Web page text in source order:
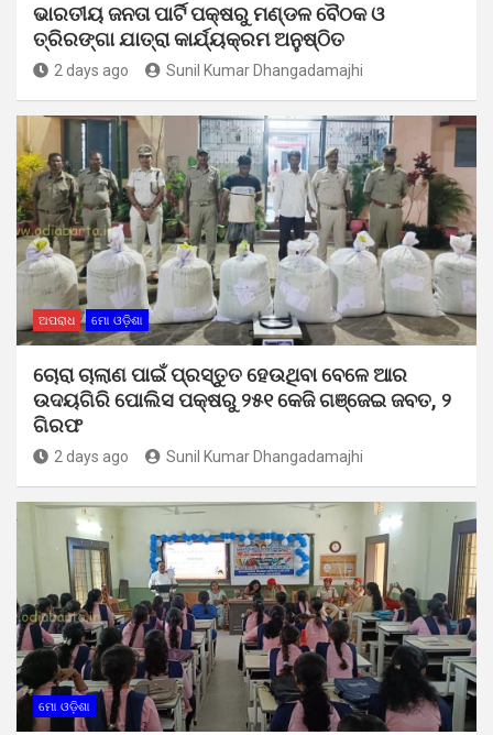
ଭାରତୀୟ ଜନତା ପାର୍ଟି ପକ୍ଷରୁ ମଣ୍ଡଳ ବୈଠକ ଓ
ତ୍ରିରଙ୍ଗା ଯାତ୍ରା କାର୍ଯ୍ୟକ୍ରମ ଅନୁଷ୍ଠିତ
2 days ago Sunil Kumar Dhangadamajhi
ଅପରାଧ ମୋ ଓଡ଼ିଶା
ଚୋରା ଚାଲାଣ ପାଇଁ ପ୍ରସ୍ତୁତ ହେଉଥିବା ବେଳେ ଆର
ଉଦୟଗିରି ପୋଲିସ ପକ୍ଷରୁ ୨୫୧ କେଜି ଗଞ୍ଜେଇ ଜବତ, ୨
ଗିରଫ
2 days ago Sunil Kumar Dhangadamajhi
ମୋ ଓଡ଼ିଶା